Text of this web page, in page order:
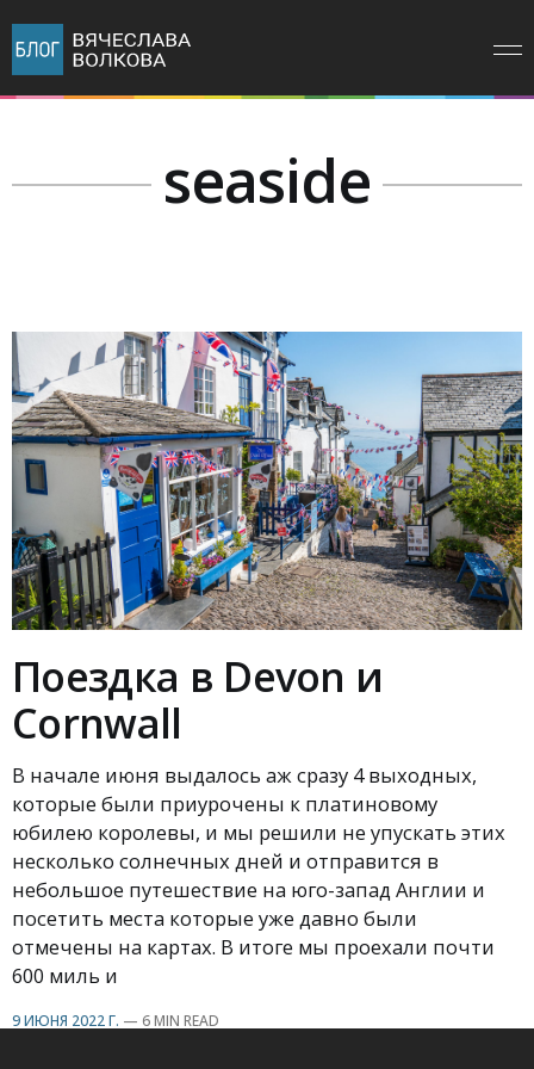
seaside
Поездка в Devon и
Cornwall
В начале июня выдалось аж сразу 4 выходных,
которые были приурочены к платиновому
юбилею королевы, и мы решили не упускать этих
несколько солнечных дней и отправится в
небольшое путешествие на юго-запад Англии и
посетить места которые уже давно были
отмечены на картах. В итоге мы проехали почти
600 миль и
9 ИЮНЯ 2022 Г. — 6 MIN READ